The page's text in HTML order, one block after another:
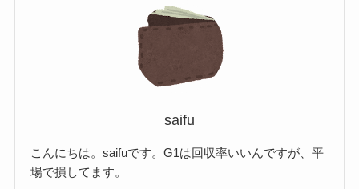
saifu
こんにちは。saifuです。G1は回収率いいんですが、平
場で損してます。